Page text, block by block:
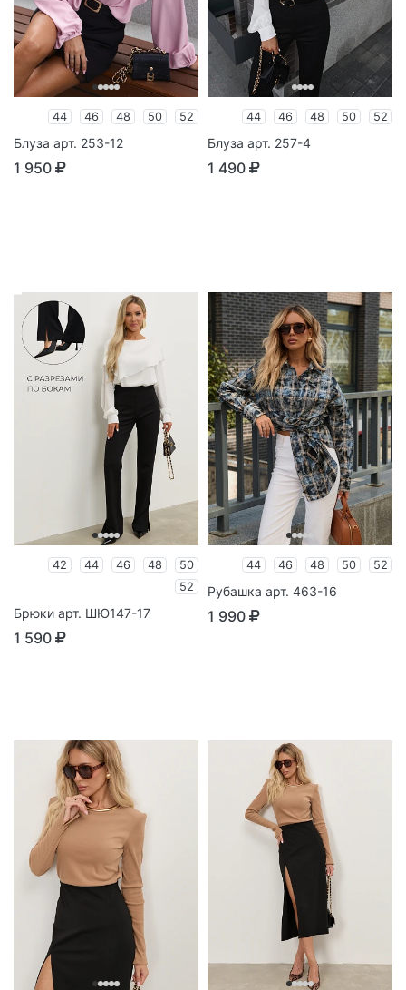
44 46 48 50 52
Блуза арт. 253-12
1 950
44 46 48 50 52
Блуза арт. 257-4
1 490
42 44 46 48
50
52
Брюки арт. ШЮ147-17
1 590
44 46 48 50 52
Рубашка арт. 463-16
1 990